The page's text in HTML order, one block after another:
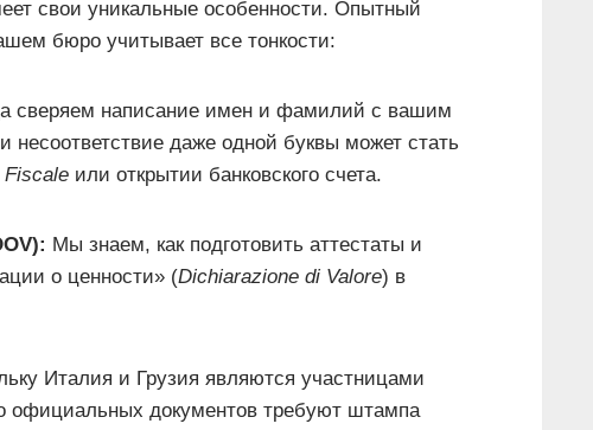
свои уникальные особенности. Опытный
бюро учитывает все тонкости:
сверяем написание имен и фамилий с вашим
даже одной буквы может стать
Fiscale или открытии банковского счета.
Мы знаем, как подготовить аттестаты и
о ценности» (Dichiarazione di Valore) в
Италия и Грузия являются участницами
официальных документов требуют штампа